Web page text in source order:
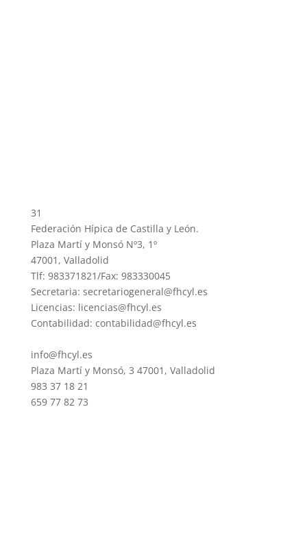
31
Federación Hípica de Castilla y León.
Plaza Martí y Monsó Nº3, 1º
47001, Valladolid
Tlf: 983371821/Fax: 983330045
Secretaria: secretariogeneral@fhcyl.es
Licencias: licencias@fhcyl.es
Contabilidad: contabilidad@fhcyl.es
info@fhcyl.es
Plaza Martí y Monsó, 3 47001, Valladolid
983 37 18 21
659 77 82 73